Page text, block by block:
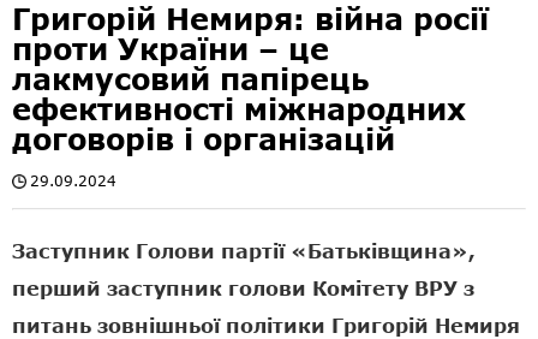
Григорій Немиря: війна росії
проти України – це
лакмусовий папірець
ефективності міжнародних
договорів і організацій
29.09.2024
Заступник Голови партії «Батьківщина»,
перший заступник голови Комітету ВРУ з
питань зовнішньої політики Григорій Немиря